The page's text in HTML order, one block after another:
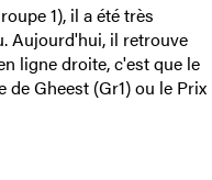
1), il a été très
Aujourd'hui, il retrouve
ligne droite, c'est que le
Gheest (Gr1) ou le Prix